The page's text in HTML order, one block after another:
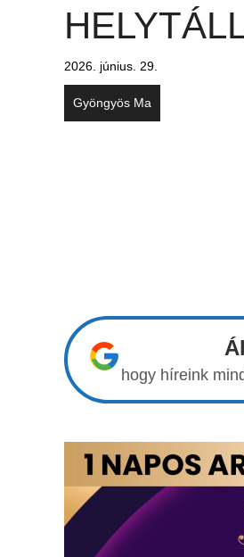
2026. június. 29.
Gyöngyös Ma
hogy híreink